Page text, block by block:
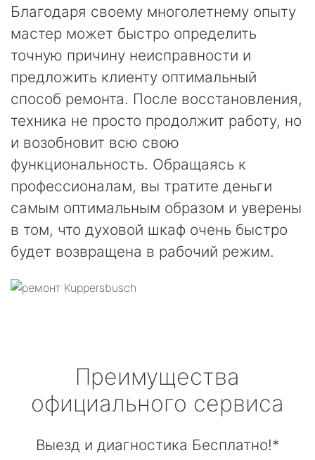
Благодаря своему многолетнему опыту
мастер может быстро определить
точную причину неисправности и
предложить клиенту оптимальный
способ ремонта. После восстановления,
техника не просто продолжит работу, но
и возобновит всю свою
функциональность. Обращаясь к
профессионалам, вы тратите деньги
самым оптимальным образом и уверены
в том, что духовой шкаф очень быстро
будет возвращена в рабочий режим.
Преимущества
официального сервиса
Выезд и диагностика Бесплатно!*